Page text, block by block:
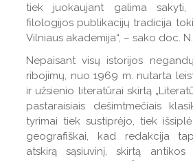
tiek juokaujant galima sakyti,
filologijos publikacijų tradicija
Vilniaus akademija“, – sako doc.
Nepaisant visų istorijos
ribojimų, nuo 1969 m. nutarta
ir užsienio literatūrai skirtą
pastaraisiais dešimtmečiais
tyrimai tiek sustiprėjo, tiek
geografiškai, kad redakcija
atskirą sąsiuvinį, skirtą